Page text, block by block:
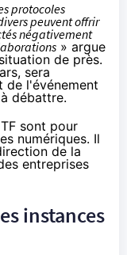
protocoles
peuvent offrir
négativement
» argue
de près.
sera
de l'événement
débattre.
sont pour
numériques. Il
de la
entreprises
instances